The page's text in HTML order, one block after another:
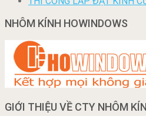
NHÔM KÍNH HOWINDOWS
GIỚI THIỆU VỀ CTY NHÔM